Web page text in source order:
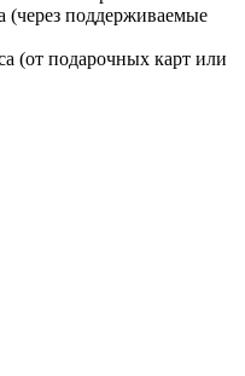
(через поддерживаемые
(от подарочных карт или